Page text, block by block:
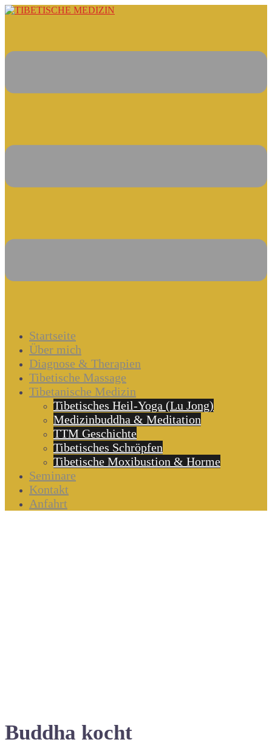
Springe
Startseite
Über mich
Diagnose & Therapien
Tibetische Massage
Tibetanische Medizin
Tibetisches Heil-Yoga (Lu Jong)
Medizinbuddha & Meditation
TTM Geschichte
Tibetisches Schröpfen
Tibetische Moxibustion & Horme
Seminare
Kontakt
Anfahrt
Buddha kocht